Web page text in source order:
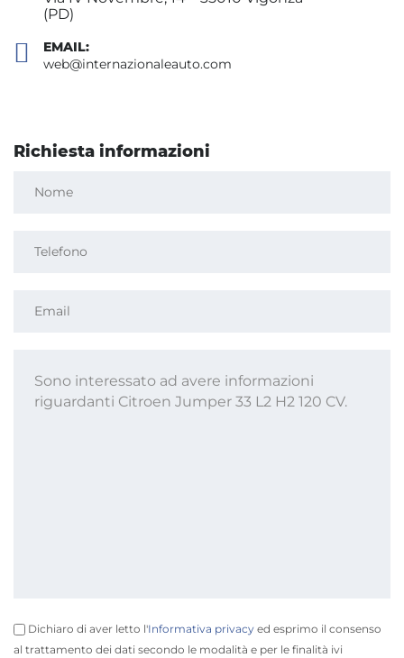
(PD)
EMAIL:
web@internazionaleauto.com
Richiesta informazioni
Dichiaro di aver letto l'Informativa privacy ed esprimo il consenso
al trattamento dei dati secondo le modalità e per le finalità ivi